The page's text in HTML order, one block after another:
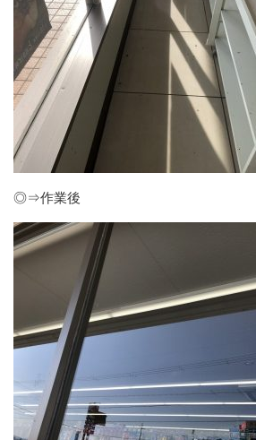
◎⇒作業後